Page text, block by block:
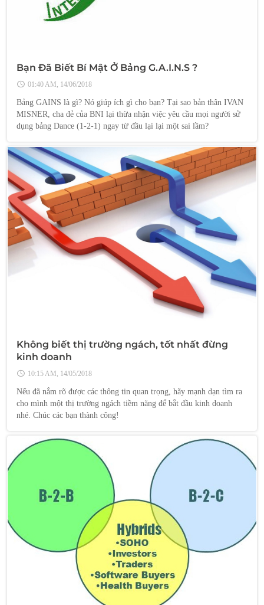
Bạn Đã Biết Bí Mật Ở Bảng G.A.I.N.S ?
01:40 AM, 14/06/2018
Bảng GAINS là gì? Nó giúp ích gì cho bạn? Tại sao bản thân IVAN
MISNER, cha đẻ của BNI lại thừa nhận việc yêu cầu mọi người sử
dụng bảng Dance (1-2-1) ngay từ đầu lại lại một sai lầm?
Không biết thị trường ngách, tốt nhất đừng
kinh doanh
10:15 AM, 14/05/2018
Nếu đã nắm rõ được các thông tin quan trọng, hãy mạnh dạn tìm ra
cho mình một thị trường ngách tiềm năng để bắt đầu kinh doanh
nhé. Chúc các bạn thành công!